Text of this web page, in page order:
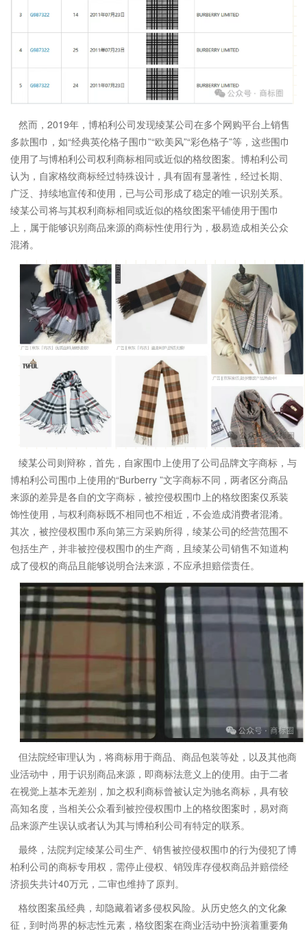
然而，2019年，博柏利公司发现绫某公司在多个网购平台上销售
多款围巾，如“经典英伦格子围巾”“欧美风”“彩色格子”等，这些围巾
使用了与博柏利公司权利商标相同或近似的格纹图案。博柏利公司
认为，自家格纹商标经过特殊设计，具有固有显著性，经过长期、
广泛、持续地宣传和使用，已与公司形成了稳定的唯一识别关系。
绫某公司将与其权利商标相同或近似的格纹图案平铺使用于围巾
上，属于能够识别商品来源的商标性使用行为，极易造成相关公众
混淆。
绫某公司则辩称，首先，自家围巾上使用了公司品牌文字商标，与
博柏利公司围巾上使用的“Burberry ”文字商标不同，两者区分商品
来源的差异是各自的文字商标，被控侵权围巾上的格纹图案仅系装
饰性使用，与权利商标既不相同也不相近，不会造成消费者混淆。
其次，被控侵权围巾系向第三方采购所得，绫某公司的经营范围不
包括生产，并非被控侵权围巾的生产商，且绫某公司销售不知道构
成了侵权的商品且能够说明合法来源，不应承担赔偿责任。
但法院经审理认为，将商标用于商品、商品包装等处，以及其他商
业活动中，用于识别商品来源，即商标法意义上的使用。由于二者
在视觉上基本无差别，加之权利商标曾被认定为驰名商标，具有较
高知名度，当相关公众看到被控侵权围巾上的格纹图案时，易对商
品来源产生误认或者认为其与博柏利公司有特定的联系。
最终，法院判定绫某公司生产、销售被控侵权围巾的行为侵犯了博
柏利公司的商标专用权，需停止侵权、销毁库存侵权商品并赔偿经
济损失共计40万元，二审也维持了原判。
格纹图案虽经典，却隐藏着诸多侵权风险。从历史悠久的文化象
征，到时尚界的标志性元素，格纹图案在商业活动中扮演着重要角